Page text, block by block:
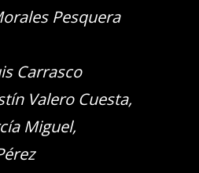
Pesquera
Carrasco
Valero Cuesta,
Miguel,